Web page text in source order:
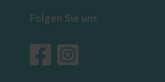
Folgen Sie uns